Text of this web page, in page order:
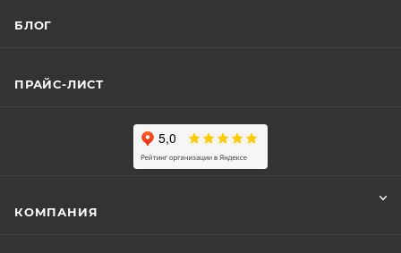
БЛОГ
ПРАЙС-ЛИСТ
КОМПАНИЯ